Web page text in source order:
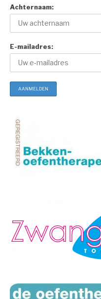
Achternaam:
E-mailadres: